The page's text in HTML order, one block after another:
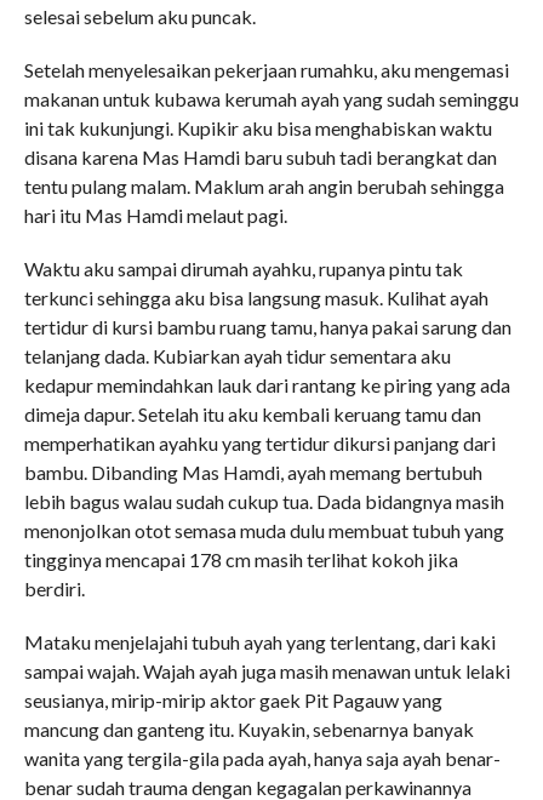
selesai sebelum aku puncak.
Setelah menyelesaikan pekerjaan rumahku, aku mengemasi
makanan untuk kubawa kerumah ayah yang sudah seminggu
ini tak kukunjungi. Kupikir aku bisa menghabiskan waktu
disana karena Mas Hamdi baru subuh tadi berangkat dan
tentu pulang malam. Maklum arah angin berubah sehingga
hari itu Mas Hamdi melaut pagi.
Waktu aku sampai dirumah ayahku, rupanya pintu tak
terkunci sehingga aku bisa langsung masuk. Kulihat ayah
tertidur di kursi bambu ruang tamu, hanya pakai sarung dan
telanjang dada. Kubiarkan ayah tidur sementara aku
kedapur memindahkan lauk dari rantang ke piring yang ada
dimeja dapur. Setelah itu aku kembali keruang tamu dan
memperhatikan ayahku yang tertidur dikursi panjang dari
bambu. Dibanding Mas Hamdi, ayah memang bertubuh
lebih bagus walau sudah cukup tua. Dada bidangnya masih
menonjolkan otot semasa muda dulu membuat tubuh yang
tingginya mencapai 178 cm masih terlihat kokoh jika
berdiri.
Mataku menjelajahi tubuh ayah yang terlentang, dari kaki
sampai wajah. Wajah ayah juga masih menawan untuk lelaki
seusianya, mirip-mirip aktor gaek Pit Pagauw yang
mancung dan ganteng itu. Kuyakin, sebenarnya banyak
wanita yang tergila-gila pada ayah, hanya saja ayah benar-
benar sudah trauma dengan kegagalan perkawinannya